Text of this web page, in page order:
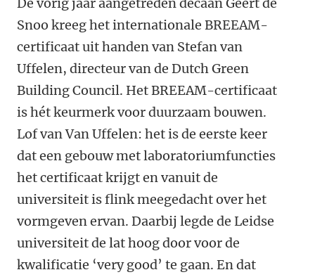
De vorig jaar aangetreden decaan Geert de
Snoo kreeg het internationale BREEAM-
certificaat uit handen van Stefan van
Uffelen, directeur van de Dutch Green
Building Council. Het BREEAM-certificaat
is hét keurmerk voor duurzaam bouwen.
Lof van Van Uffelen: het is de eerste keer
dat een gebouw met laboratoriumfuncties
het certificaat krijgt en vanuit de
universiteit is flink meegedacht over het
vormgeven ervan. Daarbij legde de Leidse
universiteit de lat hoog door voor de
kwalificatie ‘very good’ te gaan. En dat